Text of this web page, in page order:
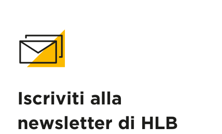
Iscriviti alla
newsletter di HLB